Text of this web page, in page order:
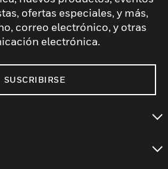
ofertas especiales, y más,
correo electrónico, y otras
electrónica.
SUSCRIBIRSE